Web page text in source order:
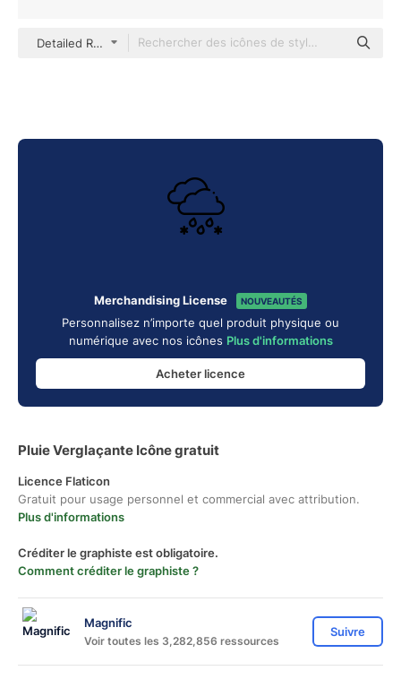
Detailed Rounded Lineal
Merchandising License NOUVEAUTÉS
Personnalisez n’importe quel produit physique ou
numérique avec nos icônes Plus d'informations
Acheter licence
Pluie Verglaçante Icône gratuit
Licence Flaticon
Gratuit pour usage personnel et commercial avec attribution.
Plus d'informations
Créditer le graphiste est obligatoire.
Comment créditer le graphiste ?
Magnific
Voir toutes les 3,282,856 ressources
Suivre